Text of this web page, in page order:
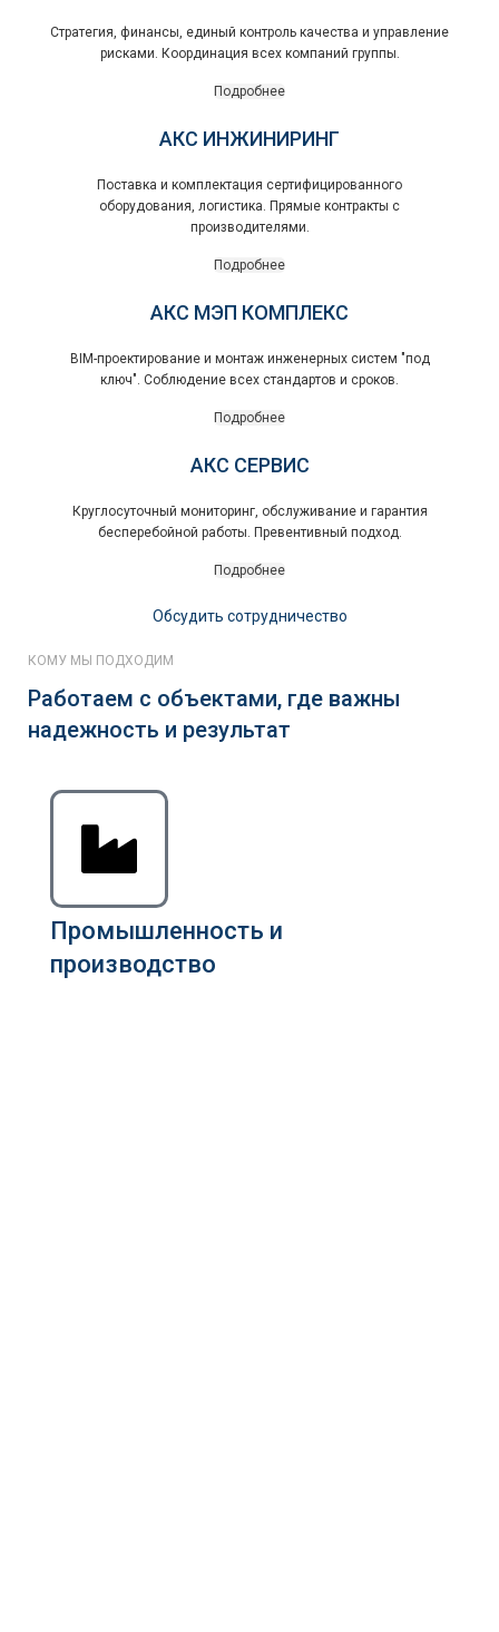
Стратегия, финансы, единый контроль качества и управление
рисками. Координация всех компаний группы.
Подробнее
АКС ИНЖИНИРИНГ
Поставка и комплектация сертифицированного
оборудования, логистика. Прямые контракты с
производителями.
Подробнее
АКС МЭП КОМПЛЕКС
BIM-проектирование и монтаж инженерных систем "под
ключ". Соблюдение всех стандартов и сроков.
Подробнее
АКС СЕРВИС
Круглосуточный мониторинг, обслуживание и гарантия
бесперебойной работы. Превентивный подход.
Подробнее
Обсудить сотрудничество
КОМУ МЫ ПОДХОДИМ
Работаем с объектами, где важны
надежность и результат
Промышленность и
производство